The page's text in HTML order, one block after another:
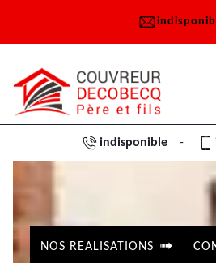
indisponible -
NOS REALISATIONS